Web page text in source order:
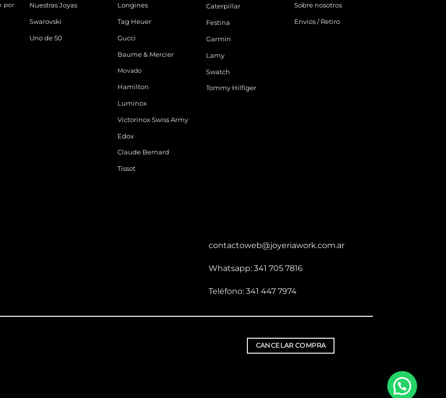
por
Nuestras Joyas
Swarovski
Uno de 50
Longines
Tag Heuer
Gucci
Baume & Mercier
Movado
Hamilton
Luminox
Victorinox Swiss Army
Edox
Claude Bernard
Tissot
Caterpillar
Festina
Garmin
Lamy
Swatch
Tommy Hilfiger
Sobre nosotros
Envios / Retiro
contactoweb@joyeriawork.com.ar
Whatsapp: 341 705 7816
Teléfono: 341 447 7974
CANCELAR COMPRA